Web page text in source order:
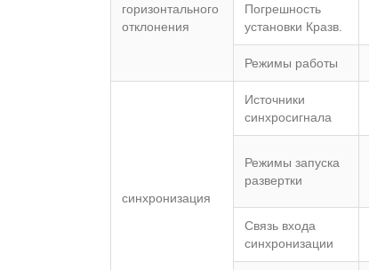
горизонтального
отклонения
Погрешность
установки Кразв.
Режимы работы
синхронизация
Источники
синхросигнала
Режимы запуска
развертки
Связь входа
синхронизации